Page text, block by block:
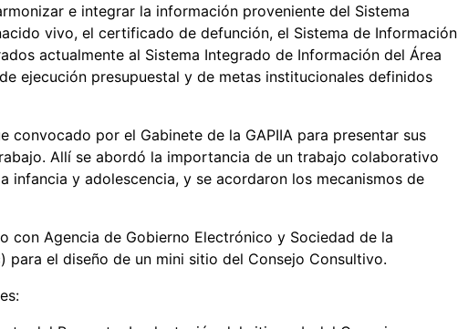
e integrar la información proveniente del Sistema
vivo, el certificado de defunción, el Sistema de Información
actualmente al Sistema Integrado de Información del Área
ejecución presupuestal y de metas institucionales definidos
convocado por el Gabinete de la GAPIIA para presentar sus
Allí se abordó la importancia de un trabajo colaborativo
infancia y adolescencia, y se acordaron los mecanismos de
con Agencia de Gobierno Electrónico y Sociedad de la
el diseño de un mini sitio del Consejo Consultivo.